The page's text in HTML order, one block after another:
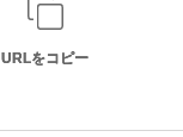
URLをコピー